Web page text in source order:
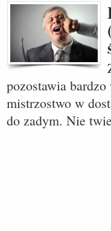
pozostawia
mistrzostwo w
do zadym. Nie